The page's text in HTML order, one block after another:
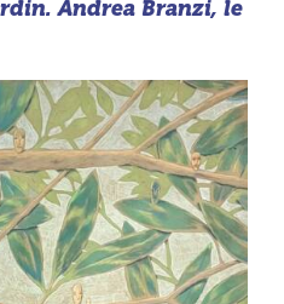
Andrea Branzi, le